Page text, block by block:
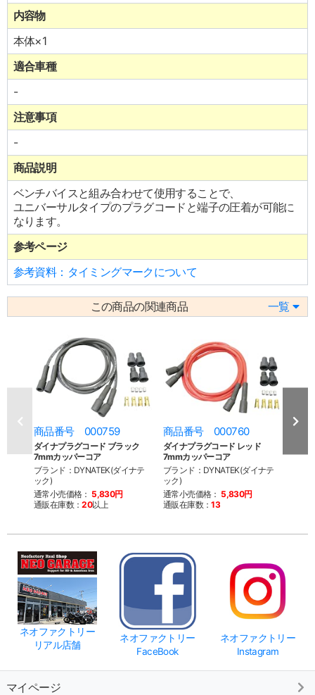
内容物
本体×1
適合車種
-
注意事項
-
商品説明
ベンチバイスと組み合わせて使用することで、
ユニバーサルタイプのプラグコードと端子の圧着が可能に
なります。
参考ページ
参考資料：タイミングマークについて
この商品の関連商品 一覧
商品番号 000759
ダイナプラグコード ブラック
7mmカッパーコア
ブランド：DYNATEK(ダイナテ
ック)
通常小売価格： 5,830円
通販在庫数：20以上
商品番号 000760
ダイナプラグコード レッド
7mmカッパーコア
ブランド：DYNATEK(ダイナテ
ック)
通常小売価格： 5,830円
通販在庫数：13
7mm
ネオファクトリー
リアル店舗
ネオファクトリー
FaceBook
ネオファクトリー
Instagram
マイページ